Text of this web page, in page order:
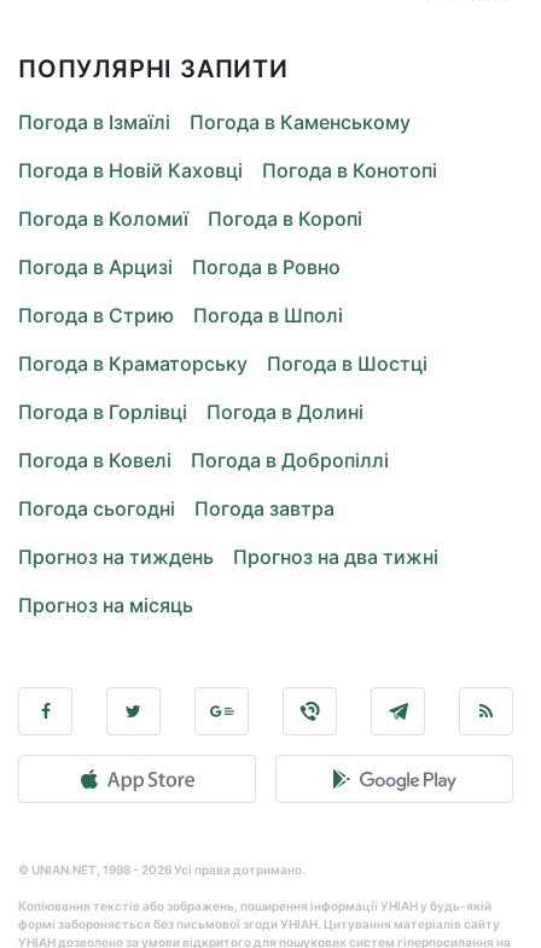
ПОПУЛЯРНІ ЗАПИТИ
Погода в Ізмаїлі
Погода в Каменському
Погода в Новій Каховці
Погода в Конотопі
Погода в Коломиї
Погода в Коропі
Погода в Арцизі
Погода в Ровно
Погода в Стрию
Погода в Шполі
Погода в Краматорську
Погода в Шостці
Погода в Горлівці
Погода в Долині
Погода в Ковелі
Погода в Добропіллі
Погода сьогодні
Погода завтра
Прогноз на тиждень
Прогноз на два тижні
Прогноз на місяць
© UNIAN.NET, 1998 - 2026 Усі права дотримано.
Копіювання текстів або зображень, поширення інформації УНІАН у будь-якій
формі забороняється без письмової згоди УНІАН. Цитування матеріалів сайту
УНІАН дозволено за умови відкритого для пошукових систем гіперпосилання на